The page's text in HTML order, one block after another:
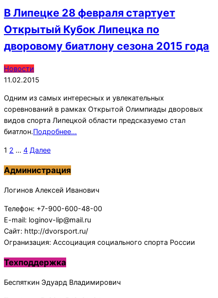
В Липецке 28 февраля стартует
Открытый Кубок Липецка по
дворовому биатлону сезона 2015 года
2015-
02-
Новости
11.02.2015
Одним из самых интересных и увлекательных
соревнований в рамках Открытой Олимпиады дворовых
видов спорта Липецкой области предсказуемо стал
биатлон.Подробнее…
Пагинация
записей
1 2 … 4 Далее
Администрация
Логинов Алексей Иванович
Телефон: +7-900-600-48-00
E-mail: loginov-lip@mail.ru
Сайт: http://dvorsport.ru/
Огранизация: Ассоциация социального спорта России
Техподдержка
Беспяткин Эдуард Владимирович